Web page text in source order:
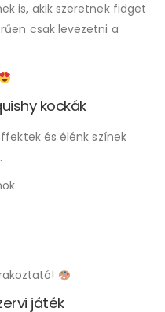
is, akik szeretnek fidget
csak levezetni a
kockák
és élénk színek
játék